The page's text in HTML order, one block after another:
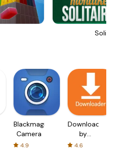
Blackmagic
Camera
4.9
Downloader
by
AFTVnews
4.6